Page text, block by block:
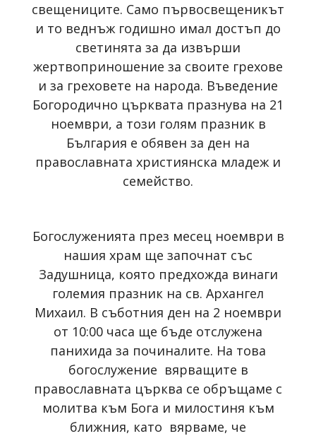
свещениците. Само първосвещеникът
и то веднъж годишно имал достъп до
светинята за да извърши
жертвоприношение за своите грехове
и за греховете на народа. Въведение
Богородично църквата празнува на 21
ноември, а този голям празник в
България е обявен за ден на
православната християнска младеж и
семейство.
Богослуженията през месец ноември в
нашия храм ще започнат със
Задушница, която предхожда винаги
големия празник на св. Архангел
Михаил. В съботния ден на 2 ноември
от 10:00 часа ще бъде отслужена
панихида за починалите. На това
богослужение вярващите в
православната църква се обръщаме с
молитва към Бога и милостиня към
ближния, като вярваме, че